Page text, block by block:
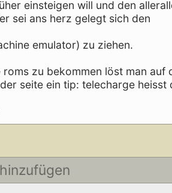
einsteigen will und den
sei ans herz gelegt sich den
emulator) zu ziehen.
zu bekommen löst man
seite ein tip: telecharge heisst